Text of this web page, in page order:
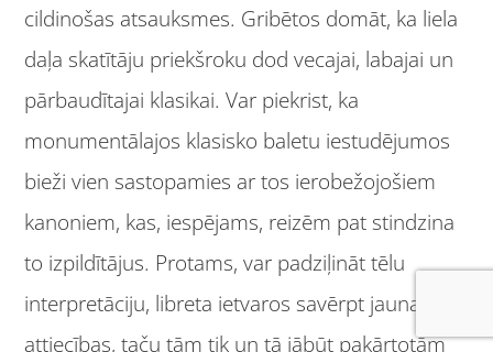
cildinošas atsauksmes. Gribētos domāt, ka liela
daļa skatītāju priekšroku dod vecajai, labajai un
pārbaudītajai klasikai. Var piekrist, ka
monumentālajos klasisko baletu iestudējumos
bieži vien sastopamies ar tos ierobežojošiem
kanoniem, kas, iespējams, reizēm pat stindzina
to izpildītājus. Protams, var padziļināt tēlu
interpretāciju, libreta ietvaros savērpt jaunas
attiecības, taču tām tik un tā jābūt pakārtotām